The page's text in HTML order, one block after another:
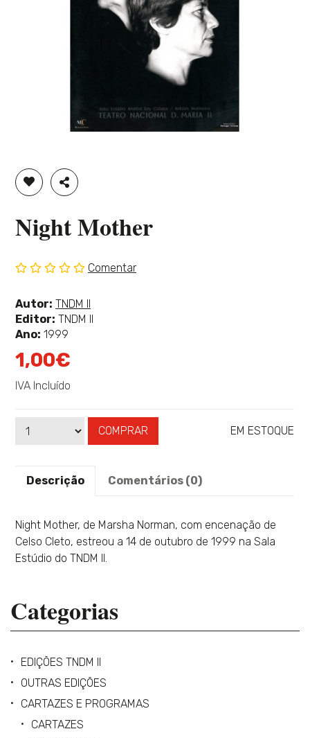
ADICIONAR À LISTA DE DESEJOS
PARTILHAR
Night Mother
classificação
Comentar
Autor: Ver
mais
sobre
TNDM II
Editor: TNDM II
Ano: 1999
1,00€
IVA Incluído
Qtd COMPRAR
Disponibilidade: EM ESTOQUE
Descrição Comentários (0)
Night Mother, de Marsha Norman, com encenação de
Celso Cleto, estreou a 14 de outubro de 1999 na Sala
Estúdio do TNDM II.
Categorias
EDIÇÕES TNDM II
OUTRAS EDIÇÕES
CARTAZES E PROGRAMAS
CARTAZES